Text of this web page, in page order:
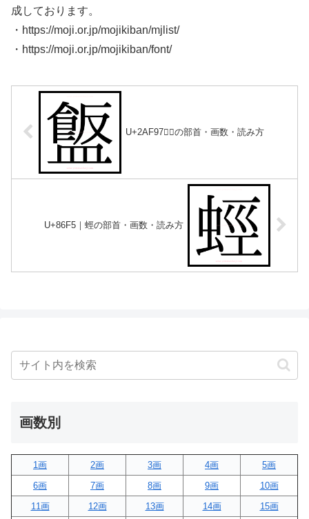
成しております。
・https://moji.or.jp/mojikiban/mjlist/
・https://moji.or.jp/mojikiban/font/
U+2AF97｜𪾗の部首・画数・読み方
U+86F5｜蛵の部首・画数・読み方
画数別
1画 2画 3画 4画
5画
6画
7画 8画 9画
10画
11画
12画 13画 14画
15画